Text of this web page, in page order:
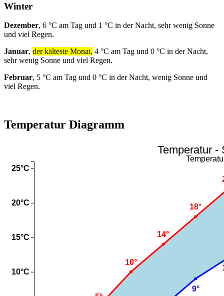
Winter
Dezember, 6 °C am Tag und 1 °C in der Nacht, sehr wenig Sonne
und viel Regen.
Januar, der kälteste Monat, 4 °C am Tag und 0 °C in der Nacht,
sehr wenig Sonne und viel Regen.
Februar, 5 °C am Tag und 0 °C in der Nacht, wenig Sonne und
viel Regen.
Temperatur Diagramm